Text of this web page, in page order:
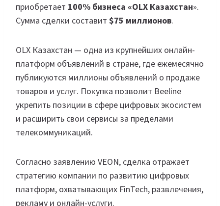
приобретает 100% бизнеса «OLX Казахстан».
Сумма сделки составит $75 миллионов.
OLX Казахстан — одна из крупнейших онлайн-
платформ объявлений в стране, где ежемесячно
публикуются миллионы объявлений о продаже
товаров и услуг. Покупка позволит Beeline
укрепить позиции в сфере цифровых экосистем
и расширить свои сервисы за пределами
телекоммуникаций.
Согласно заявлению VEON, сделка отражает
стратегию компании по развитию цифровых
платформ, охватывающих FinTech, развлечения,
рекламу и онлайн-услуги.